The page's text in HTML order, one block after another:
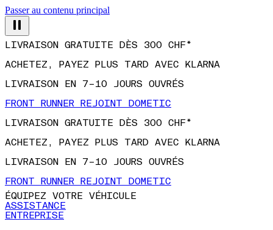
Passer au contenu principal
LIVRAISON GRATUITE DÈS 300 CHF*
ACHETEZ, PAYEZ PLUS TARD AVEC KLARNA
LIVRAISON EN 7–10 JOURS OUVRÉS
FRONT RUNNER REJOINT DOMETIC
LIVRAISON GRATUITE DÈS 300 CHF*
ACHETEZ, PAYEZ PLUS TARD AVEC KLARNA
LIVRAISON EN 7–10 JOURS OUVRÉS
FRONT RUNNER REJOINT DOMETIC
ÉQUIPEZ VOTRE VÉHICULE
ASSISTANCE
ENTREPRISE